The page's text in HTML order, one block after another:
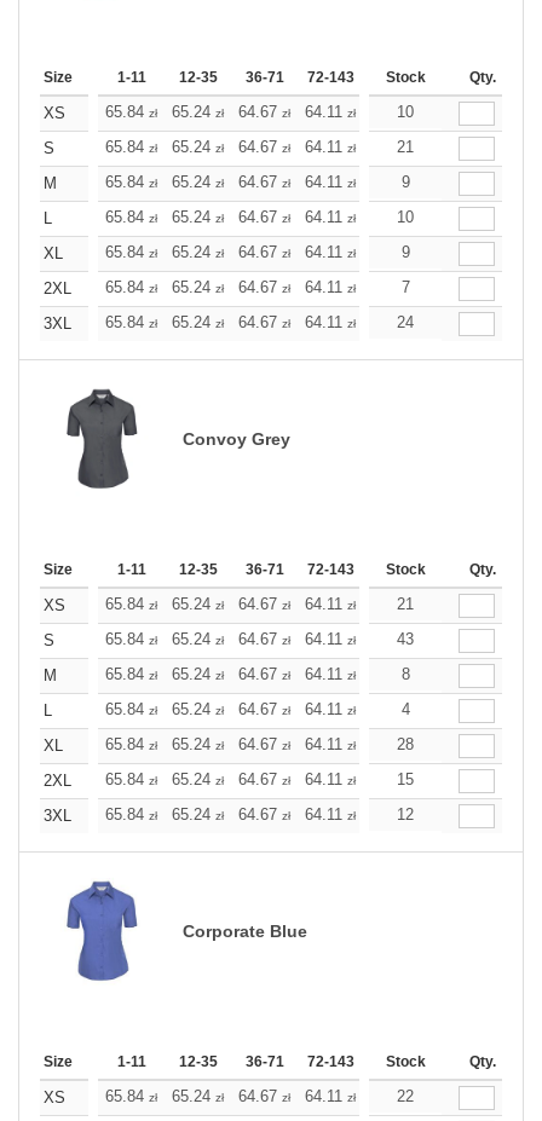
Size 1-11 12-35 36-71 72-143 144-287 288 +
Stock Qty.
XS 65.84 zł 65.24 zł 64.67 zł 64.11 zł 63.54
10
S
65.84 zł 65.24 zł 64.67 zł 64.11 zł 63.54
21
M
65.84 zł 65.24 zł 64.67 zł 64.11 zł 63.54
9
L
65.84 zł 65.24 zł 64.67 zł 64.11 zł 63.54
10
XL
65.84 zł 65.24 zł 64.67 zł 64.11 zł 63.54
9
2XL
65.84 zł 65.24 zł 64.67 zł 64.11 zł 63.54
7
3XL
65.84 zł 65.24 zł 64.67 zł 64.11 zł 63.54
24
Convoy Grey
Size 1-11 12-35 36-71 72-143 144-287 288 +
Stock Qty.
XS 65.84 zł 65.24 zł 64.67 zł 64.11 zł 63.54
21
S
65.84 zł 65.24 zł 64.67 zł 64.11 zł 63.54
43
M
65.84 zł 65.24 zł 64.67 zł 64.11 zł 63.54
8
L
65.84 zł 65.24 zł 64.67 zł 64.11 zł 63.54
4
XL
65.84 zł 65.24 zł 64.67 zł 64.11 zł 63.54
28
2XL
65.84 zł 65.24 zł 64.67 zł 64.11 zł 63.54
15
3XL
65.84 zł 65.24 zł 64.67 zł 64.11 zł 63.54
12
Corporate Blue
Size 1-11 12-35 36-71 72-143 144-287 288 +
Stock Qty.
XS 65.84 zł 65.24 zł 64.67 zł 64.11 zł 63.54
22